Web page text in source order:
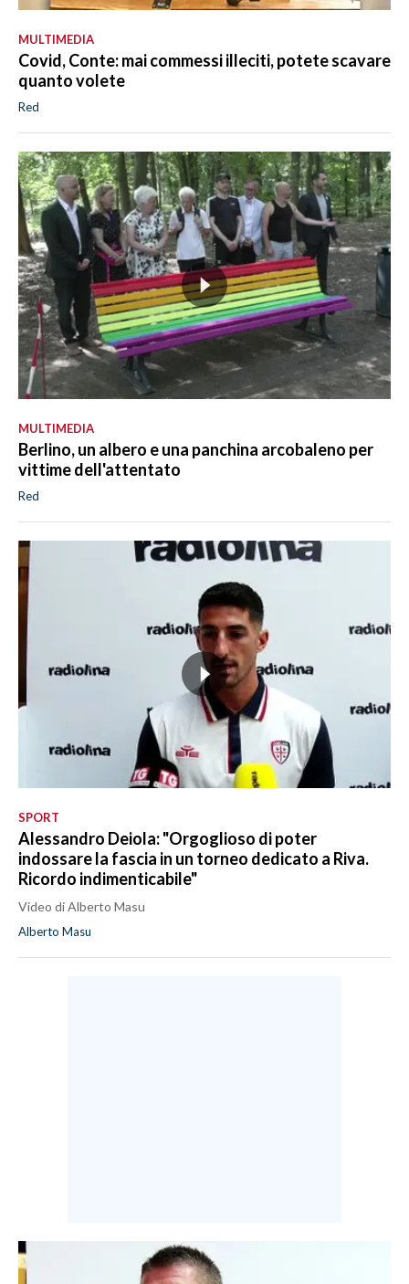
MULTIMEDIA
Covid, Conte: mai commessi illeciti, potete scavare
quanto volete
Red
MULTIMEDIA
Berlino, un albero e una panchina arcobaleno per
vittime dell'attentato
Red
SPORT
Alessandro Deiola: "Orgoglioso di poter
indossare la fascia in un torneo dedicato a Riva.
Ricordo indimenticabile"
Video di Alberto Masu
Alberto Masu